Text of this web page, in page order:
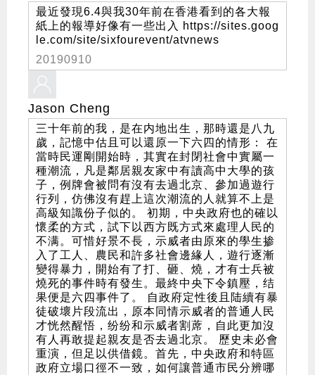
最近發現6.4與我30年前在香港看到的各大報
紙上的報導好像有一些出入 https://sites.goog
le.com/site/sixfourevent/atvnews
20190910
Jason Cheng
三十年前的我，是在内地出生，那時還是八九
歲，記憶中估且可以還原一下六四的情形： 在
當時民運剛開始時，其實在封閉社會中實屬一
種潮流，凡是鄰居親友家中有讀高中大學的孩
子，例牌會被問有沒有去過北京、參加過遊行
行列，仿佛沒有趕上這次潮流的人就算不上是
高級知識份子似的。 初期，中央政府也的確以
懷柔的方式，試下以西方既方式來處理人民的
不满。可惜好景不長，示威者由原來的學生掺
入了工人、農民和許多社會邊緣人，遊行逐漸
變得暴力，開始有了打、砸、燒，才有士兵被
燒死的事件時有發生。最終中央下令鎮壓，结
果便是六四事件了。 自政府定性後且陆續有暴
徒破壞片段流出，原本同情示威者的普通人民
才恍然醒悟，纷纷和示威者割蓆，自此更加沒
有人再敢提起親友是否去過北京。 歷史未必會
重演，但足以供借鏡。首先，中央政府和特區
政府立場口徑不一致，如何讓普通市民分辨哪